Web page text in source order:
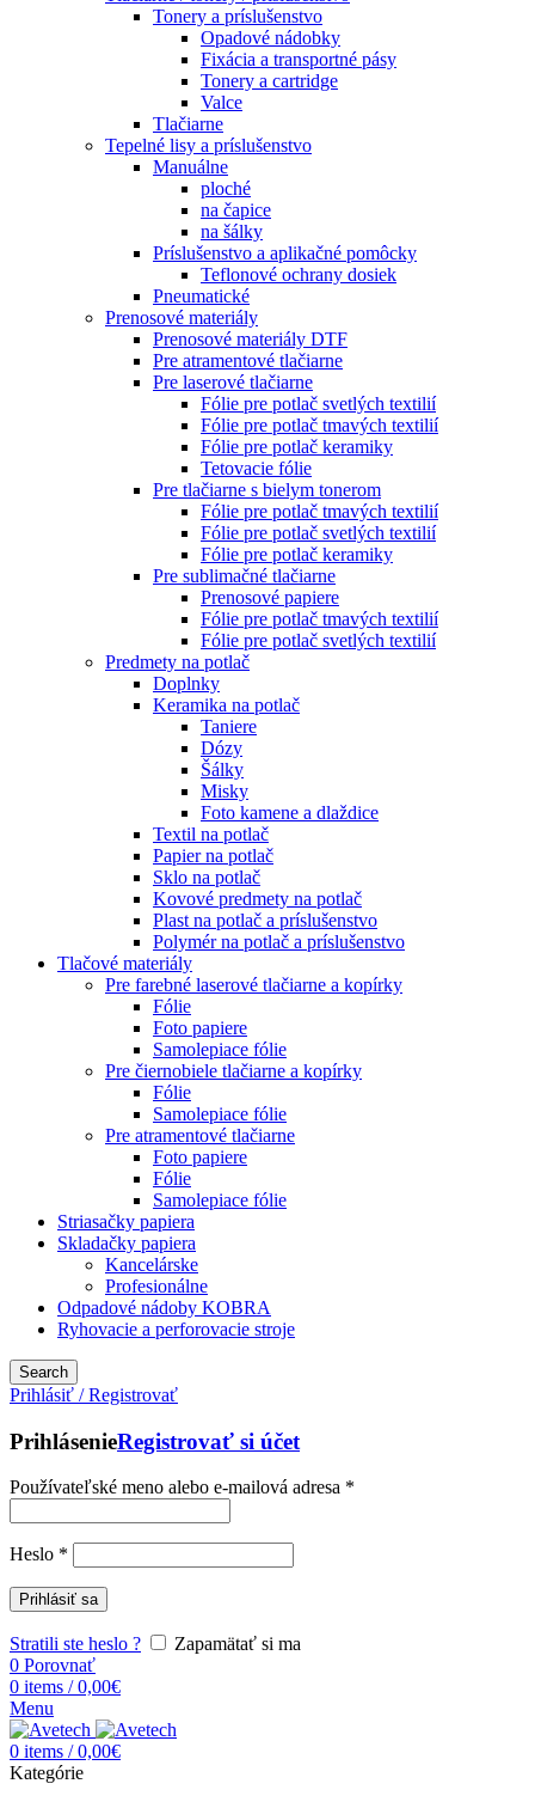
Tonery a príslušenstvo
Opadové nádobky
Fixácia a transportné pásy
Tonery a cartridge
Valce
Tlačiarne
Tepelné lisy a príslušenstvo
Manuálne
ploché
na čapice
na šálky
Príslušenstvo a aplikačné pomôcky
Teflonové ochrany dosiek
Pneumatické
Prenosové materiály
Prenosové materiály DTF
Pre atramentové tlačiarne
Pre laserové tlačiarne
Fólie pre potlač svetlých textilií
Fólie pre potlač tmavých textilií
Fólie pre potlač keramiky
Tetovacie fólie
Pre tlačiarne s bielym tonerom
Fólie pre potlač tmavých textilií
Fólie pre potlač svetlých textilií
Fólie pre potlač keramiky
Pre sublimačné tlačiarne
Prenosové papiere
Fólie pre potlač tmavých textilií
Fólie pre potlač svetlých textilií
Predmety na potlač
Doplnky
Keramika na potlač
Taniere
Dózy
Šálky
Misky
Foto kamene a dlaždice
Textil na potlač
Papier na potlač
Sklo na potlač
Kovové predmety na potlač
Plast na potlač a príslušenstvo
Polymér na potlač a príslušenstvo
Tlačové materiály
Pre farebné laserové tlačiarne a kopírky
Fólie
Foto papiere
Samolepiace fólie
Pre čiernobiele tlačiarne a kopírky
Fólie
Samolepiace fólie
Pre atramentové tlačiarne
Foto papiere
Fólie
Samolepiace fólie
Striasačky papiera
Skladačky papiera
Kancelárske
Profesionálne
Odpadové nádoby KOBRA
Ryhovacie a perforovacie stroje
Search
Prihlásiť / Registrovať
PrihlásenieRegistrovať si účet
Používateľské meno alebo e-mailová adresa *
Heslo *
Prihlásiť sa
Stratili ste heslo ?
Zapamätať si ma
0 Porovnať
0 items / 0,00€
Menu
0 items / 0,00€
Kategórie